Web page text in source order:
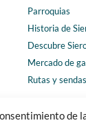
de
Parroquias
Historia de
Descubre
Mercado de
Rutas y sendas
CONTACTO